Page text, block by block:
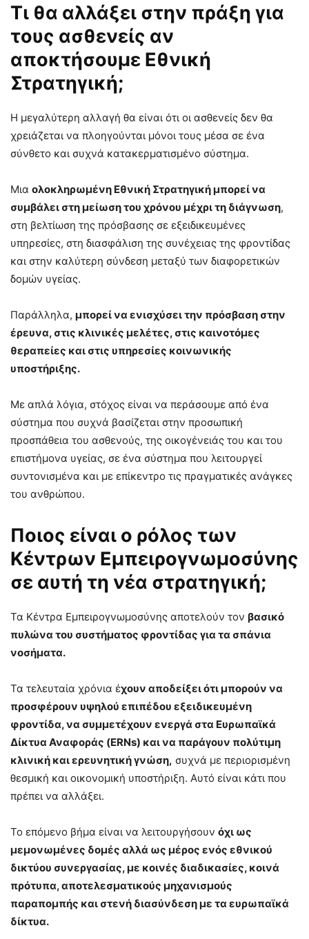
Τι θα αλλάξει στην πράξη για
τους ασθενείς αν
αποκτήσουμε Εθνική
Στρατηγική;
Η μεγαλύτερη αλλαγή θα είναι ότι οι ασθενείς δεν θα
χρειάζεται να πλοηγούνται μόνοι τους μέσα σε ένα
σύνθετο και συχνά κατακερματισμένο σύστημα.
Μια ολοκληρωμένη Εθνική Στρατηγική μπορεί να
συμβάλει στη μείωση του χρόνου μέχρι τη διάγνωση,
στη βελτίωση της πρόσβασης σε εξειδικευμένες
υπηρεσίες, στη διασφάλιση της συνέχειας της φροντίδας
και στην καλύτερη σύνδεση μεταξύ των διαφορετικών
δομών υγείας.
Παράλληλα, μπορεί να ενισχύσει την πρόσβαση στην
έρευνα, στις κλινικές μελέτες, στις καινοτόμες
θεραπείες και στις υπηρεσίες κοινωνικής
υποστήριξης.
Με απλά λόγια, στόχος είναι να περάσουμε από ένα
σύστημα που συχνά βασίζεται στην προσωπική
προσπάθεια του ασθενούς, της οικογένειάς του και του
επιστήμονα υγείας, σε ένα σύστημα που λειτουργεί
συντονισμένα και με επίκεντρο τις πραγματικές ανάγκες
του ανθρώπου.
Ποιος είναι ο ρόλος των
Κέντρων Εμπειρογνωμοσύνης
σε αυτή τη νέα στρατηγική;
Τα Κέντρα Εμπειρογνωμοσύνης αποτελούν τον βασικό
πυλώνα του συστήματος φροντίδας για τα σπάνια
νοσήματα.
Τα τελευταία χρόνια έχουν αποδείξει ότι μπορούν να
προσφέρουν υψηλού επιπέδου εξειδικευμένη
φροντίδα, να συμμετέχουν ενεργά στα Ευρωπαϊκά
Δίκτυα Αναφοράς (ERNs) και να παράγουν πολύτιμη
κλινική και ερευνητική γνώση, συχνά με περιορισμένη
θεσμική και οικονομική υποστήριξη. Αυτό είναι κάτι που
πρέπει να αλλάξει.
Το επόμενο βήμα είναι να λειτουργήσουν όχι ως
μεμονωμένες δομές αλλά ως μέρος ενός εθνικού
δικτύου συνεργασίας, με κοινές διαδικασίες, κοινά
πρότυπα, αποτελεσματικούς μηχανισμούς
παραπομπής και στενή διασύνδεση με τα ευρωπαϊκά
δίκτυα.